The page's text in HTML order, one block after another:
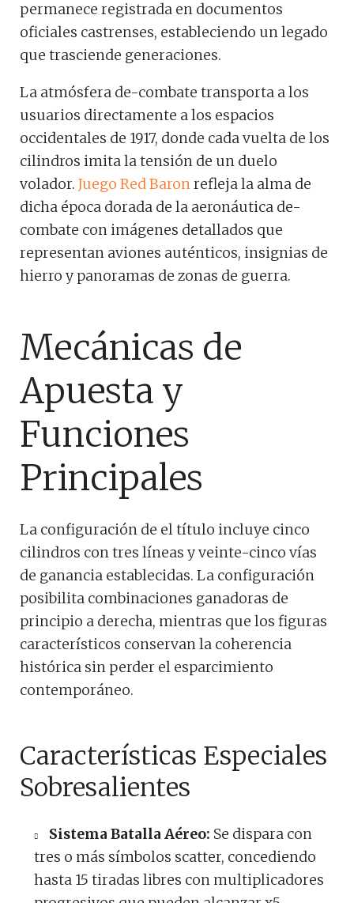
permanece registrada en documentos
oficiales castrenses, estableciendo un legado
que trasciende generaciones.
La atmósfera de-combate transporta a los
usuarios directamente a los espacios
occidentales de 1917, donde cada vuelta de los
cilindros imita la tensión de un duelo
volador. Juego Red Baronrefleja la alma de
dicha época dorada de la aeronáutica de-
combate con imágenes detallados que
representan aviones auténticos, insignias de
hierro y panoramas de zonas de guerra.
Mecánicas de
Apuesta y
Funciones
Principales
La configuración de el título incluye cinco
cilindros con tres líneas y veinte-cinco vías
de ganancia establecidas. La configuración
posibilita combinaciones ganadoras de
principio a derecha, mientras que los figuras
característicos conservan la coherencia
histórica sin perder el esparcimiento
contemporáneo.
Características Especiales
Sobresalientes
Sistema Batalla Aéreo: Se dispara con
tres o más símbolos scatter, concediendo
hasta 15 tiradas libres con multiplicadores